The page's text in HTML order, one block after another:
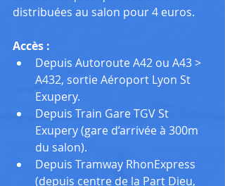
distribuées au salon pour 4 euros.
Accès :
Depuis Autoroute A42 ou A43 >
A432, sortie Aéroport Lyon St
Exupery.
Depuis Train Gare TGV St
Exupery (gare d’arrivée à 300m
du salon).
Depuis Tramway RhonExpress
(depuis centre de la Part Dieu,